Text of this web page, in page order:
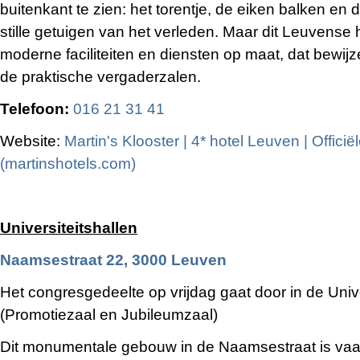
buitenkant te zien: het torentje, de eiken balken en
stille getuigen van het verleden. Maar dit Leuvense
moderne faciliteiten en diensten op maat, dat
de praktische vergaderzalen.
Telefoon: 016 21 31 41
Website: Martin's Klooster | 4* hotel Leuven |
(martinshotels.com)
Universiteitshallen
Naamsestraat 22, 3000 Leuven
Het congresgedeelte op vrijdag gaat door in de
(Promotiezaal en Jubileumzaal)
Dit monumentale gebouw in de Naamsestraat is